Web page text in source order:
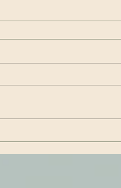
bag (Kiểm tra độ